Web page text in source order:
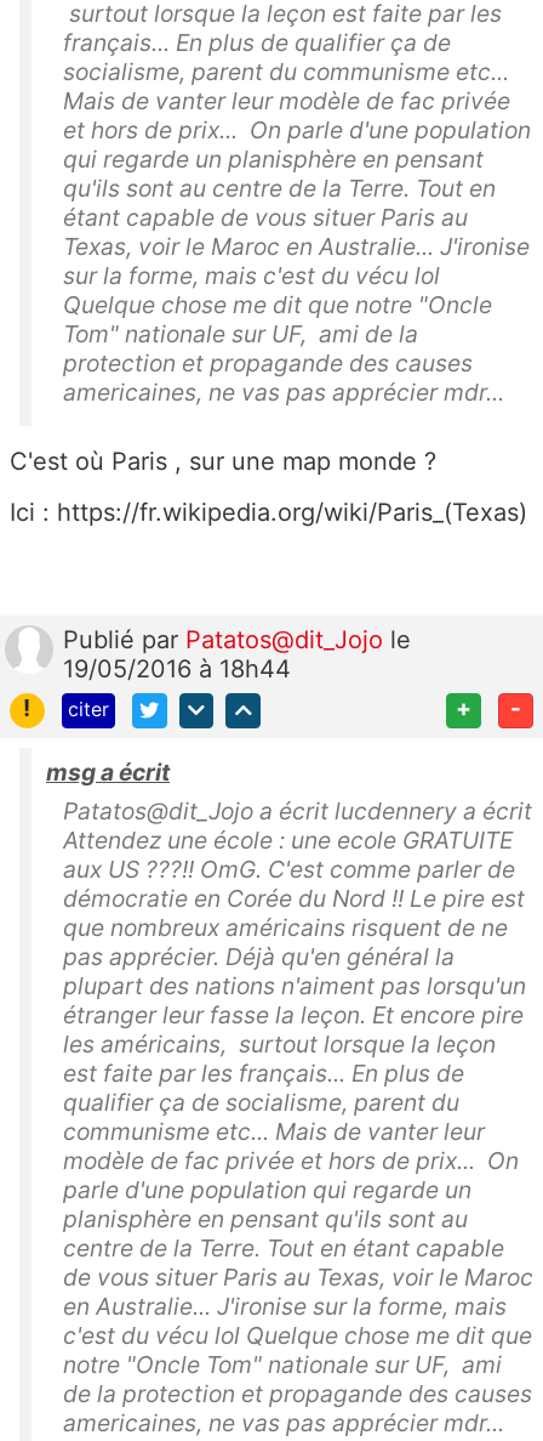
surtout lorsque la leçon est faite par les
français... En plus de qualifier ça de
socialisme, parent du communisme etc...
Mais de vanter leur modèle de fac privée
et hors de prix... On parle d'une population
qui regarde un planisphère en pensant
qu'ils sont au centre de la Terre. Tout en
étant capable de vous situer Paris au
Texas, voir le Maroc en Australie... J'ironise
sur la forme, mais c'est du vécu lol
Quelque chose me dit que notre "Oncle
Tom" nationale sur UF, ami de la
protection et propagande des causes
americaines, ne vas pas apprécier mdr...
C'est où Paris , sur une map monde ?
Ici : https://fr.wikipedia.org/wiki/Paris_(Texas)
Publié par Patatos@dit_Jojo le
19/05/2016 à 18h44
!
citer + -
msg a écrit
Patatos@dit_Jojo a écrit lucdennery a écrit
Attendez une école : une ecole GRATUITE
aux US ???!! OmG. C'est comme parler de
démocratie en Corée du Nord !! Le pire est
que nombreux américains risquent de ne
pas apprécier. Déjà qu'en général la
plupart des nations n'aiment pas lorsqu'un
étranger leur fasse la leçon. Et encore pire
les américains, surtout lorsque la leçon
est faite par les français... En plus de
qualifier ça de socialisme, parent du
communisme etc... Mais de vanter leur
modèle de fac privée et hors de prix... On
parle d'une population qui regarde un
planisphère en pensant qu'ils sont au
centre de la Terre. Tout en étant capable
de vous situer Paris au Texas, voir le Maroc
en Australie... J'ironise sur la forme, mais
c'est du vécu lol Quelque chose me dit que
notre "Oncle Tom" nationale sur UF, ami
de la protection et propagande des causes
americaines, ne vas pas apprécier mdr...